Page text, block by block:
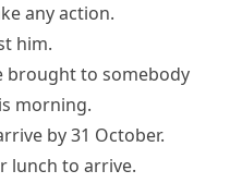
any action.
him.
brought to somebody
morning.
by 31 October.
lunch to arrive.